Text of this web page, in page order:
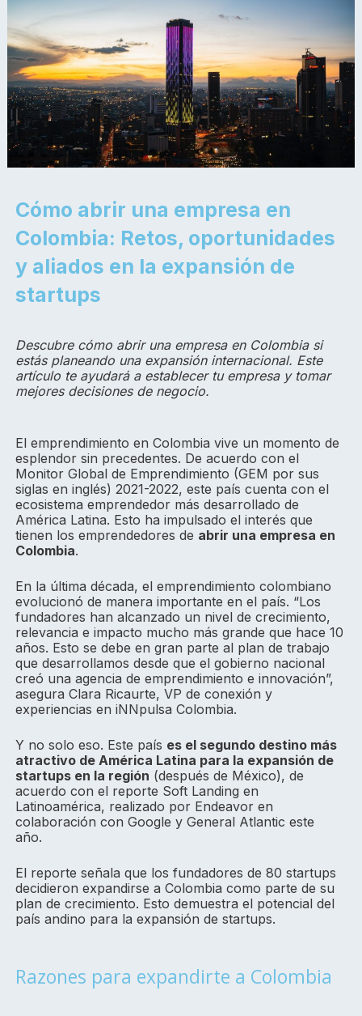
Cómo abrir una empresa en
Colombia: Retos, oportunidades
y aliados en la expansión de
startups
Descubre cómo abrir una empresa en Colombia si
estás planeando una expansión internacional. Este
artículo te ayudará a establecer tu empresa y tomar
mejores decisiones de negocio.
El emprendimiento en Colombia vive un momento de
esplendor sin precedentes. De acuerdo con el
Monitor Global de Emprendimiento (GEM por sus
siglas en inglés) 2021-2022, este país cuenta con el
ecosistema emprendedor más desarrollado de
América Latina. Esto ha impulsado el interés que
tienen los emprendedores de abrir una empresa en
Colombia.
En la última década, el emprendimiento colombiano
evolucionó de manera importante en el país. “Los
fundadores han alcanzado un nivel de crecimiento,
relevancia e impacto mucho más grande que hace 10
años. Esto se debe en gran parte al plan de trabajo
que desarrollamos desde que el gobierno nacional
creó una agencia de emprendimiento e innovación”,
asegura Clara Ricaurte, VP de conexión y
experiencias en iNNpulsa Colombia.
Y no solo eso. Este país es el segundo destino más
atractivo de América Latina para la expansión de
startups en la región (después de México), de
acuerdo con el reporte Soft Landing en
Latinoamérica, realizado por Endeavor en
colaboración con Google y General Atlantic este
año.
El reporte señala que los fundadores de 80 startups
decidieron expandirse a Colombia como parte de su
plan de crecimiento. Esto demuestra el potencial del
país andino para la expansión de startups.
Razones para expandirte a Colombia